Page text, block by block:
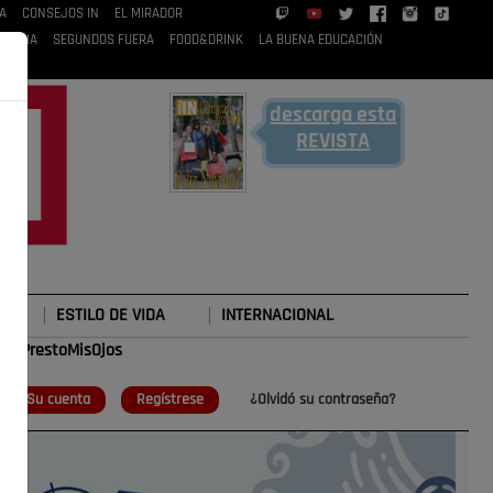
CONSEJOS IN
EL MIRADOR
RUBIA
SEGUNDOS FUERA FOOD&DRINK LA BUENA EDUCACIÓN
descarga esta
REVISTA
ESTILO DE VIDA INTERNACIONAL
Su cuenta Regístrese ¿Olvidó su contraseña?